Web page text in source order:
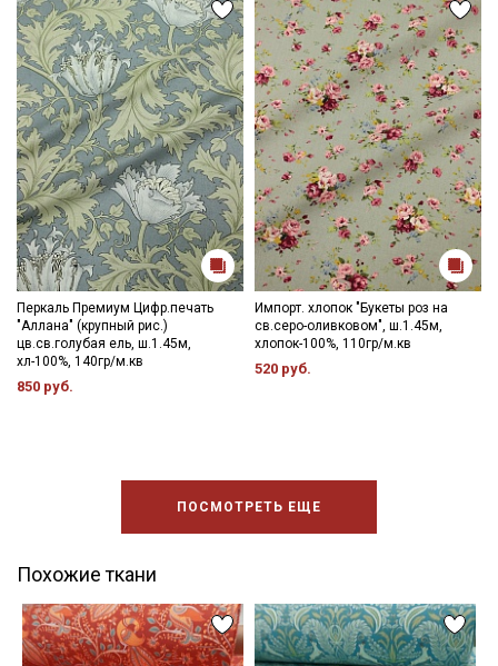
Перкаль Премиум Цифр.печать
"Аллана" (крупный рис.)
цв.св.голубая ель, ш.1.45м,
хл-100%, 140гр/м.кв
850 руб.
Импорт. хлопок "Букеты роз на
св.серо-оливковом", ш.1.45м,
хлопок-100%, 110гр/м.кв
520 руб.
ПОСМОТРЕТЬ ЕЩЕ
Похожие ткани